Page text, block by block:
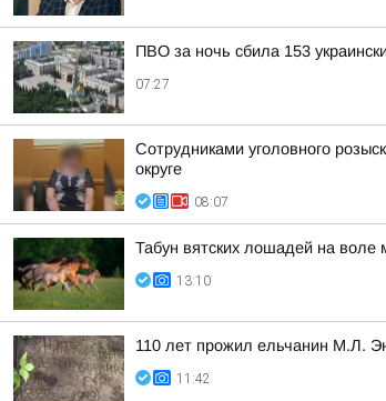
ПВО за ночь сбила 153
07:27
Сотрудниками уголовного
округе
08:07
Табун вятских лошадей на воле
13:10
110 лет прожил ельчанин М.Л.
11:42